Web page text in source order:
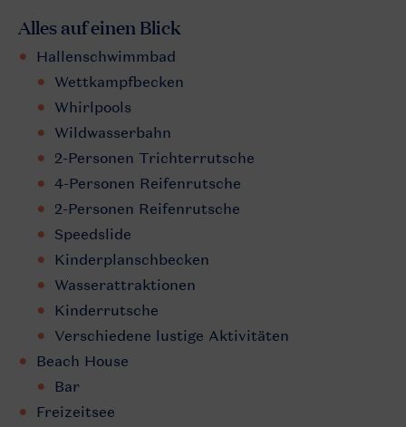
Alles auf einen Blick
Hallenschwimmbad
Wettkampfbecken
Whirlpools
Wildwasserbahn
2-Personen Trichterrutsche
4-Personen Reifenrutsche
2-Personen Reifenrutsche
Speedslide
Kinderplanschbecken
Wasserattraktionen
Kinderrutsche
Verschiedene lustige Aktivitäten
Beach House
Bar
Freizeitsee